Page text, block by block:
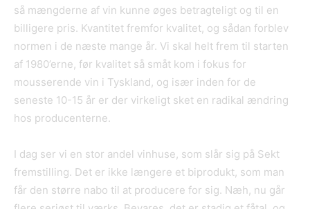
så mængderne af vin kunne øges betragteligt og til en
billigere pris. Kvantitet fremfor kvalitet, og sådan forblev
normen i de næste mange år. Vi skal helt frem til starten
af 1980’erne, før kvalitet så småt kom i fokus for
mousserende vin i Tyskland, og især inden for de
seneste 10-15 år er der virkeligt sket en radikal ændring
hos producenterne.
I dag ser vi en stor andel vinhuse, som slår sig på Sekt
fremstilling. Det er ikke længere et biprodukt, som man
får den større nabo til at producere for sig. Næh, nu går